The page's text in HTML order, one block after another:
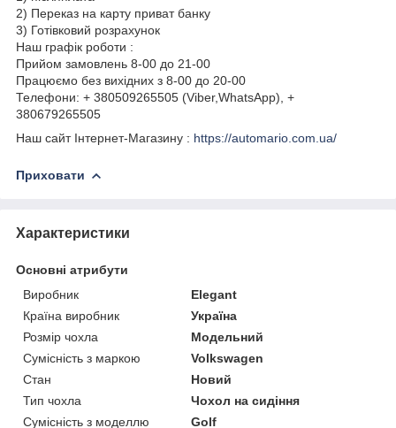
2) Переказ на карту приват банку
3) Готівковий розрахунок
Наш графік роботи :
Прийом замовлень 8-00 до 21-00
Працюємо без вихідних з 8-00 до 20-00
Телефони: + 380509265505 (Viber,WhatsApp), +
380679265505
Наш сайт Інтернет-Магазину : https://automario.com.ua/
Приховати
Характеристики
Основні атрибути
Виробник
Elegant
Країна виробник
Україна
Розмір чохла
Модельний
Сумісність з маркою
Volkswagen
Стан
Новий
Тип чохла
Чохол на сидіння
Сумісність з моделлю
Golf